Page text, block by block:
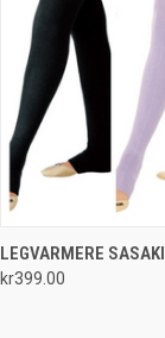
QUICK VIEW
Compare
LEGVARMERE SASAKI
kr399.00